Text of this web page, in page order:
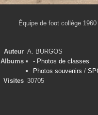
Équipe de foot collège 1960
Auteur A. BURGOS
Albums
- Photos de classes
Photos souvenirs /
Visites 30705